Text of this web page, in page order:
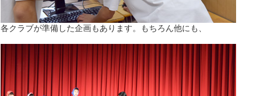
各クラブが準備した企画もあります。もちろん他にも、